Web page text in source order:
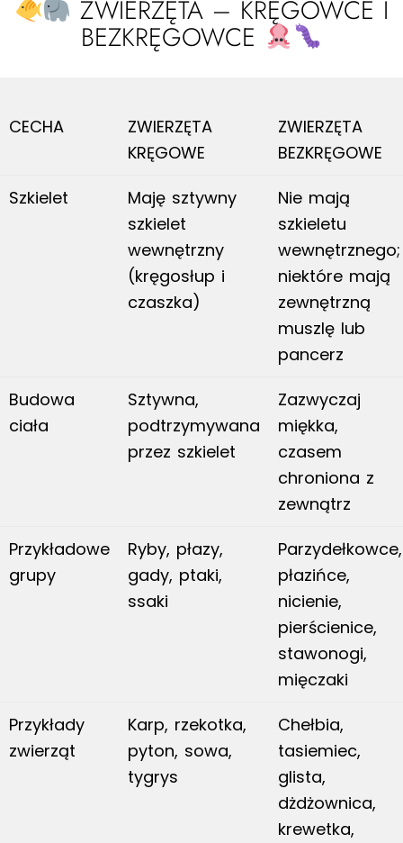
ZWIERZĘTA – KRĘGOWCE I
BEZKRĘGOWCE
CECHA
ZWIERZĘTA
KRĘGOWE
ZWIERZĘTA
BEZKRĘGOWE
Szkielet
Maję sztywny
szkielet
wewnętrzny
(kręgosłup i
czaszka)
Nie mają
szkieletu
wewnętrznego;
niektóre mają
zewnętrzną
muszlę lub
pancerz
Budowa
ciała
Sztywna,
podtrzymywana
przez szkielet
Zazwyczaj
miękka,
czasem
chroniona z
zewnątrz
Przykładowe
grupy
Ryby, płazy,
gady, ptaki,
ssaki
Parzydełkowce,
płazińce,
nicienie,
pierścienice,
stawonogi,
mięczaki
Przykłady
zwierząt
Karp, rzekotka,
pyton, sowa,
tygrys
Chełbia,
tasiemiec,
glista,
dżdżownica,
krewetka,